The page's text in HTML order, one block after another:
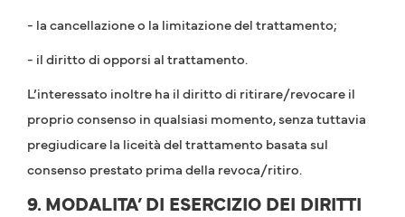
- la cancellazione o la limitazione del trattamento;
- il diritto di opporsi al trattamento.
L’interessato inoltre ha il diritto di ritirare/revocare il
proprio consenso in qualsiasi momento, senza tuttavia
pregiudicare la liceità del trattamento basata sul
consenso prestato prima della revoca/ritiro.
9. MODALITA’ DI ESERCIZIO DEI DIRITTI